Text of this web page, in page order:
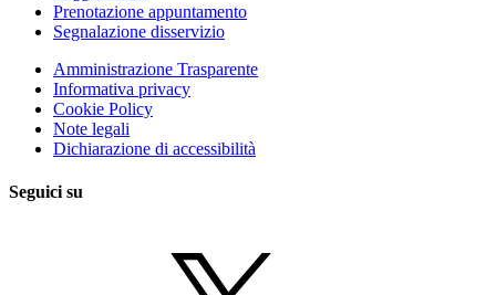
Prenotazione appuntamento
Segnalazione disservizio
Amministrazione Trasparente
Informativa privacy
Cookie Policy
Note legali
Dichiarazione di accessibilità
Seguici su